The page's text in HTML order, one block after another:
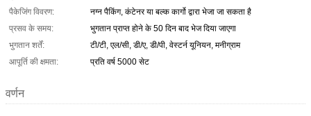
पैकेजिंग विवरण:
नग्न पैकिंग, कंटेनर या बल्क कार्गो द्वारा भेजा जा सकता है
प्रसव के समय:
भुगतान प्राप्त होने के 50 दिन बाद भेज दिया जाएगा
भुगतान शर्तें:
टी/टी, एल/सी, डी/ए, डी/पी, वेस्टर्न यूनियन, मनीग्राम
आपूर्ति की क्षमता:
प्रति वर्ष 5000 सेट
वर्णन